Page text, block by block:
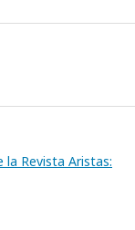
la Revista Aristas: